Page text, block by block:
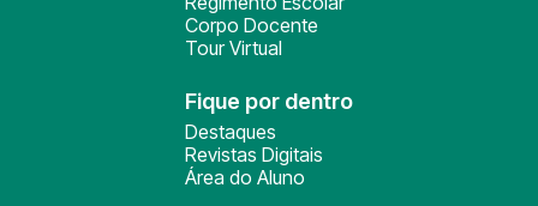
Corpo Docente
Tour Virtual
Fique por dentro
Destaques
Revistas Digitais
Área do Aluno